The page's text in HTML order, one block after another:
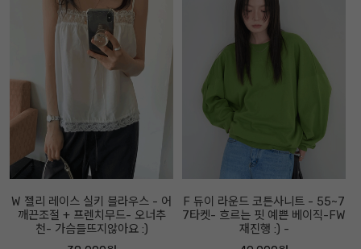
W 젤리 레이스 실키 블라우스 - 어
깨끈조절 + 프렌치무드- 오너추
천- 가슴들뜨지않아요 :)
F 듀이 라운드 코튼사니트 - 55~7
7타켓- 흐르는 핏 예쁜 베이직-FW
재진행 :) -